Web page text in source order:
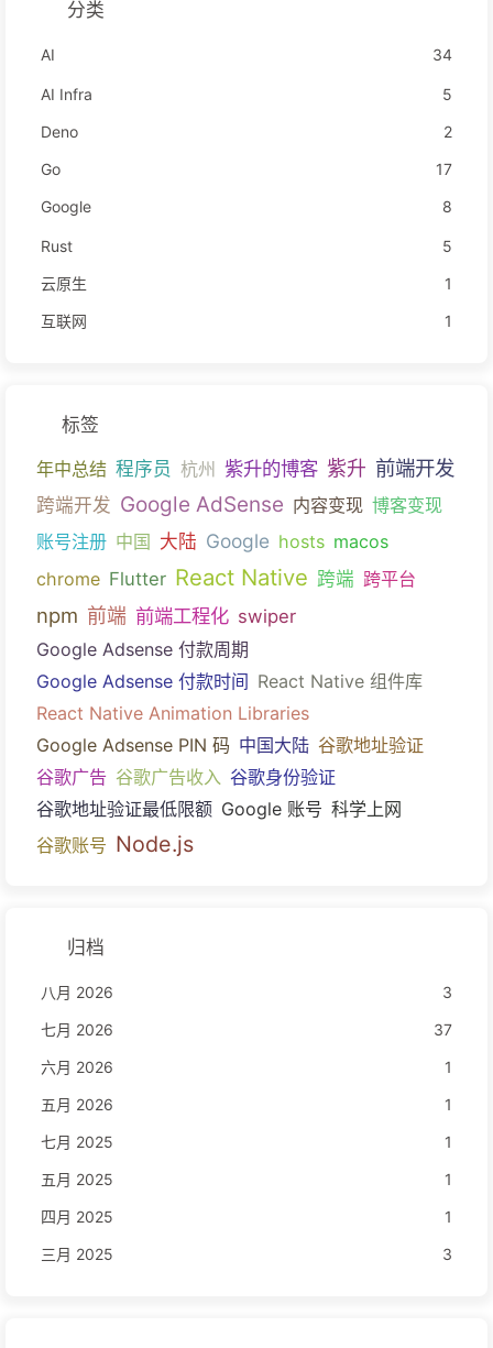
分类
AI 34
AI Infra
5
Deno
2
Go
17
Google
8
Rust
5
云原生
1
互联网
1
标签
年中总结 程序员 杭州 紫升的博客 紫升 前端开发
跨端开发 Google AdSense 内容变现 博客变现
账号注册 中国 大陆 Google hosts macos
chrome Flutter React Native 跨端 跨平台
npm 前端 前端工程化 swiper
Google Adsense 付款周期
Google Adsense 付款时间 React Native 组件库
React Native Animation Libraries
Google Adsense PIN 码 中国大陆 谷歌地址验证
谷歌广告 谷歌广告收入 谷歌身份验证
谷歌地址验证最低限额 Google 账号 科学上网
谷歌账号 Node.js
归档
八月 2026
3
七月 2026
37
六月 2026
1
五月 2026
1
七月 2025
1
五月 2025
1
四月 2025
1
三月 2025
3